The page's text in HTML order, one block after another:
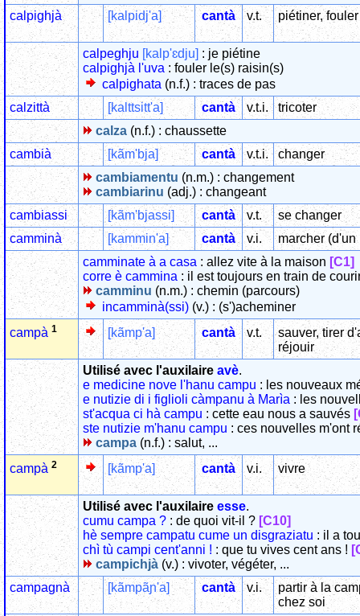
calpighjà
[kalpidj'a] cantà v.t. piétiner,
calpeghju [kalp'ɛdju] : je piétine
calpighjà l'uva : fouler le(s) raisin(s)
calpighata (n.f.) : traces de pas
calzittà
[kalttsitt'a] cantà v.t.i.
tricoter
calza (n.f.) : chaussette
cambià
[kãm'bja] cantà v.t.i.
changer
cambiamentu (n.m.) : changement
cambiarinu (adj.) : changeant
cambiassi
[kãm'bjassi] cantà v.t.
se changer
camminà
[kammin'a] cantà v.i.
marcher
camminate à a casa : allez vite à la maison [C1]
corre è cammina : il est toujours en train de
camminu (n.m.) : chemin (parcours)
incamminà(ssi) (v.) : (s')acheminer
campà 1 [kãmp'a] cantà v.t.
sauver, tirer
réjouir
Utilisé avec l'auxilaire avè.
e medicine nove l'hanu campu : les nouveaux
e nutizie di i figlioli càmpanu à Marìa : les
st'acqua ci hà campu : cette eau nous a sauvés
ste nutizie m'hanu campu : ces nouvelles m'ont
campa (n.f.) : salut, ...
campà 2 [kãmp'a] cantà v.i. vivre
Utilisé avec l'auxilaire esse.
cumu campa ? : de quoi vit-il ? [C10]
hè sempre campatu cume un disgraziatu : il a
chì tù campi cent'anni ! : que tu vives cent ans !
campichjà (v.) : vivoter, végéter, ...
campagnà
[kãmpãɲ'a] cantà v.i.
partir à la
chez soi